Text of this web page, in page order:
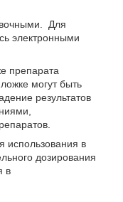
Для
электронными
препарата
могут быть
результатов
использования в
дозирования
в